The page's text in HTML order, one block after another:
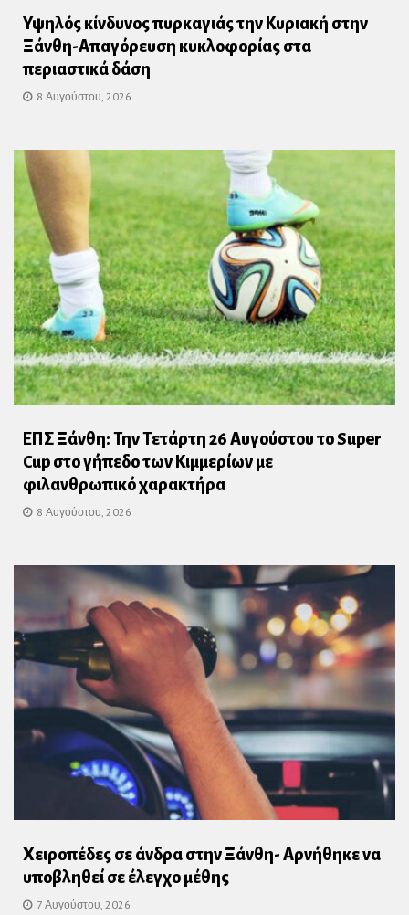
Υψηλός κίνδυνος πυρκαγιάς την Κυριακή στην
Ξάνθη-Απαγόρευση κυκλοφορίας στα
περιαστικά δάση
8 Αυγούστου, 2026
ΕΠΣ Ξάνθη: Την Τετάρτη 26 Αυγούστου το Super
Cup στο γήπεδο των Κιμμερίων με
φιλανθρωπικό χαρακτήρα
8 Αυγούστου, 2026
Χειροπέδες σε άνδρα στην Ξάνθη- Αρνήθηκε να
υποβληθεί σε έλεγχο μέθης
7 Αυγούστου, 2026